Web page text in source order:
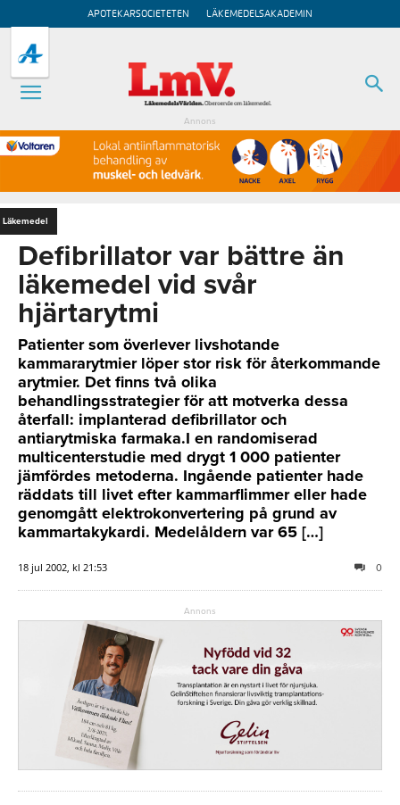
APOTEKARSOCIETETEN LÄKEMEDELSAKADEMIN
Annons
Läkemedel
Defibrillator var bättre än
läkemedel vid svår
hjärtarytmi
Patienter som överlever livshotande
kammararytmier löper stor risk för återkommande
arytmier. Det finns två olika
behandlingsstrategier för att motverka dessa
återfall: implanterad defibrillator och
antiarytmiska farmaka.I en randomiserad
multicenterstudie med drygt 1 000 patienter
jämfördes metoderna. Ingående patienter hade
räddats till livet efter kammarflimmer eller hade
genomgått elektrokonvertering på grund av
kammartakykardi. Medelåldern var 65 […]
18 jul 2002, kl 21:53 0
Annons